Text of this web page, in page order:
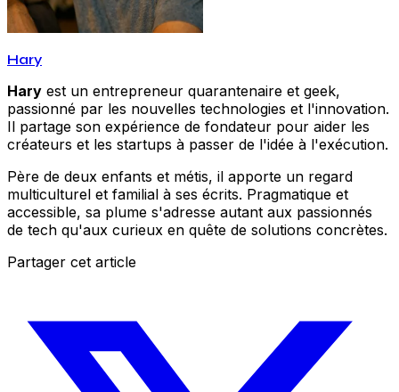
Hary
Hary est un entrepreneur quarantenaire et geek,
passionné par les nouvelles technologies et l'innovation.
Il partage son expérience de fondateur pour aider les
créateurs et les startups à passer de l'idée à l'exécution.
Père de deux enfants et métis, il apporte un regard
multiculturel et familial à ses écrits. Pragmatique et
accessible, sa plume s'adresse autant aux passionnés
de tech qu'aux curieux en quête de solutions concrètes.
Partager cet article